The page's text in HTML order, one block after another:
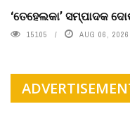
‘ତେହେଲକା’ ସମ୍ପାଦକ
15105 AUG 06, 2026